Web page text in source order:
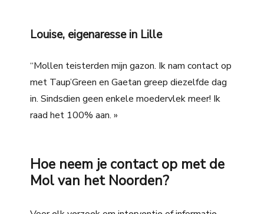
Louise, eigenaresse in Lille
“Mollen teisterden mijn gazon. Ik nam contact op
met Taup’Green en Gaetan greep diezelfde dag
in. Sindsdien geen enkele moedervlek meer! Ik
raad het 100% aan. »
Hoe neem je contact op met de
Mol van het Noorden?